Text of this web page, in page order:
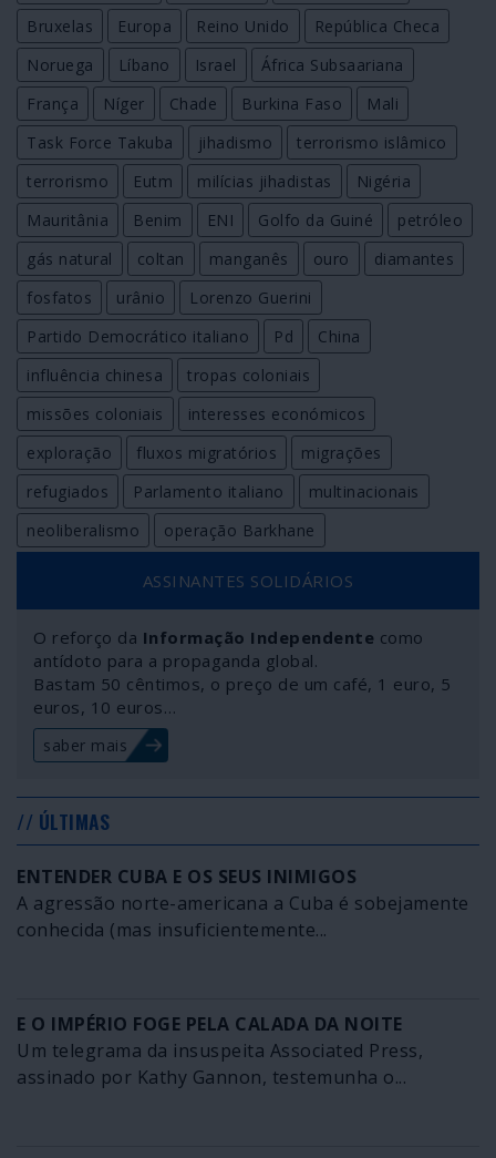
Bruxelas
Europa Reino Unido
República Checa
Noruega
Líbano Israel
África Subsaariana
França
Níger Chade Burkina Faso
Mali
Task Force Takuba
jihadismo
terrorismo islâmico
terrorismo
Eutm milícias jihadistas
Nigéria
Mauritânia
Benim ENI Golfo da Guiné
petróleo
gás natural
coltan manganês ouro
diamantes
fosfatos
urânio
Lorenzo Guerini
Partido Democrático italiano
Pd
China
influência chinesa
tropas coloniais
missões coloniais
interesses económicos
exploração
fluxos migratórios
migrações
refugiados
Parlamento italiano
multinacionais
neoliberalismo
operação Barkhane
ASSINANTES SOLIDÁRIOS
O reforço da Informação Independente como
antídoto para a propaganda global.
Bastam 50 cêntimos, o preço de um café, 1 euro, 5
euros, 10 euros…
saber mais
// ÚLTIMAS
ENTENDER CUBA E OS SEUS INIMIGOS
A agressão norte-americana a Cuba é sobejamente
conhecida (mas insuficientemente...
E O IMPÉRIO FOGE PELA CALADA DA NOITE
Um telegrama da insuspeita Associated Press,
assinado por Kathy Gannon, testemunha o...